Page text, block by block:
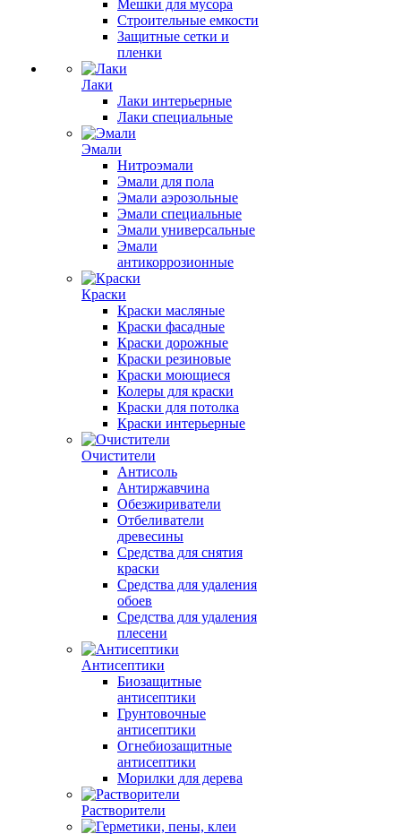
Мешки для мусора
Строительные емкости
Защитные сетки и
пленки
Лаки
Лаки интерьерные
Лаки специальные
Эмали
Нитроэмали
Эмали для пола
Эмали аэрозольные
Эмали специальные
Эмали универсальные
Эмали
антикоррозионные
Краски
Краски масляные
Краски фасадные
Краски дорожные
Краски резиновые
Краски моющиеся
Колеры для краски
Краски для потолка
Краски интерьерные
Очистители
Антисоль
Антиржавчина
Обезжириватели
Отбеливатели
древесины
Средства для снятия
краски
Средства для удаления
обоев
Средства для удаления
плесени
Антисептики
Биозащитные
антисептики
Грунтовочные
антисептики
Огнебиозащитные
антисептики
Морилки для дерева
Растворители